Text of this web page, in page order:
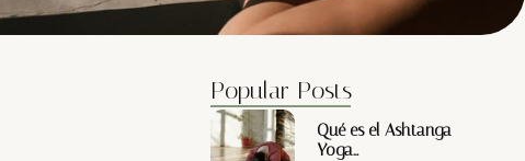
Popular Posts
Qué es el Ashtanga
Yoga…